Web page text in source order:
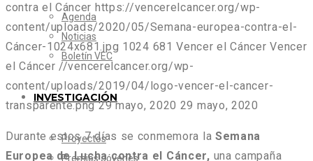
Agenda
Noticias
Boletín VEC
INVESTIGACIÓN
Proyectos
Premios Jóvenes
contra el Cáncer https://vencerelcancer.org/wp-
content/uploads/2020/05/Semana-europea-contra-el-
Cáncer-1024x681.jpg 1024 681 Vencer el Cáncer Vencer
el Cáncer //vencerelcancer.org/wp-
content/uploads/2019/04/logo-vencer-el-cancer-
transparente.png 29 mayo, 2020 29 mayo, 2020
Durante estos 7 días se conmemora la Semana
Europea de Lucha contra el Cáncer, una campaña